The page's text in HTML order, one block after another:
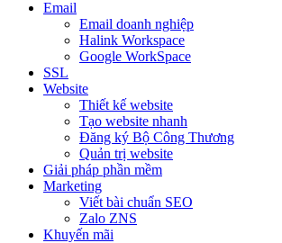
Email
Email doanh nghiệp
Halink Workspace
Google WorkSpace
SSL
Website
Thiết kế website
Tạo website nhanh
Đăng ký Bộ Công Thương
Quản trị website
Giải pháp phần mềm
Marketing
Viết bài chuẩn SEO
Zalo ZNS
Khuyến mãi